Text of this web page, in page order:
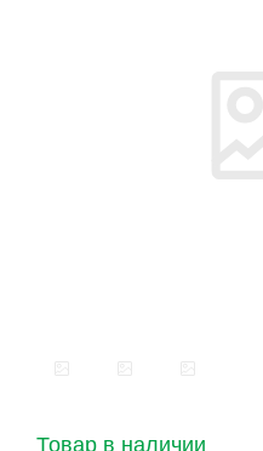
Товар в наличии